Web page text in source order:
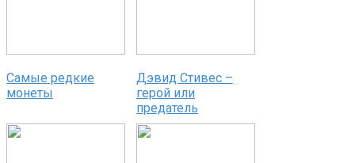
Самые редкие
монеты
Дэвид Стивес –
герой или
предатель